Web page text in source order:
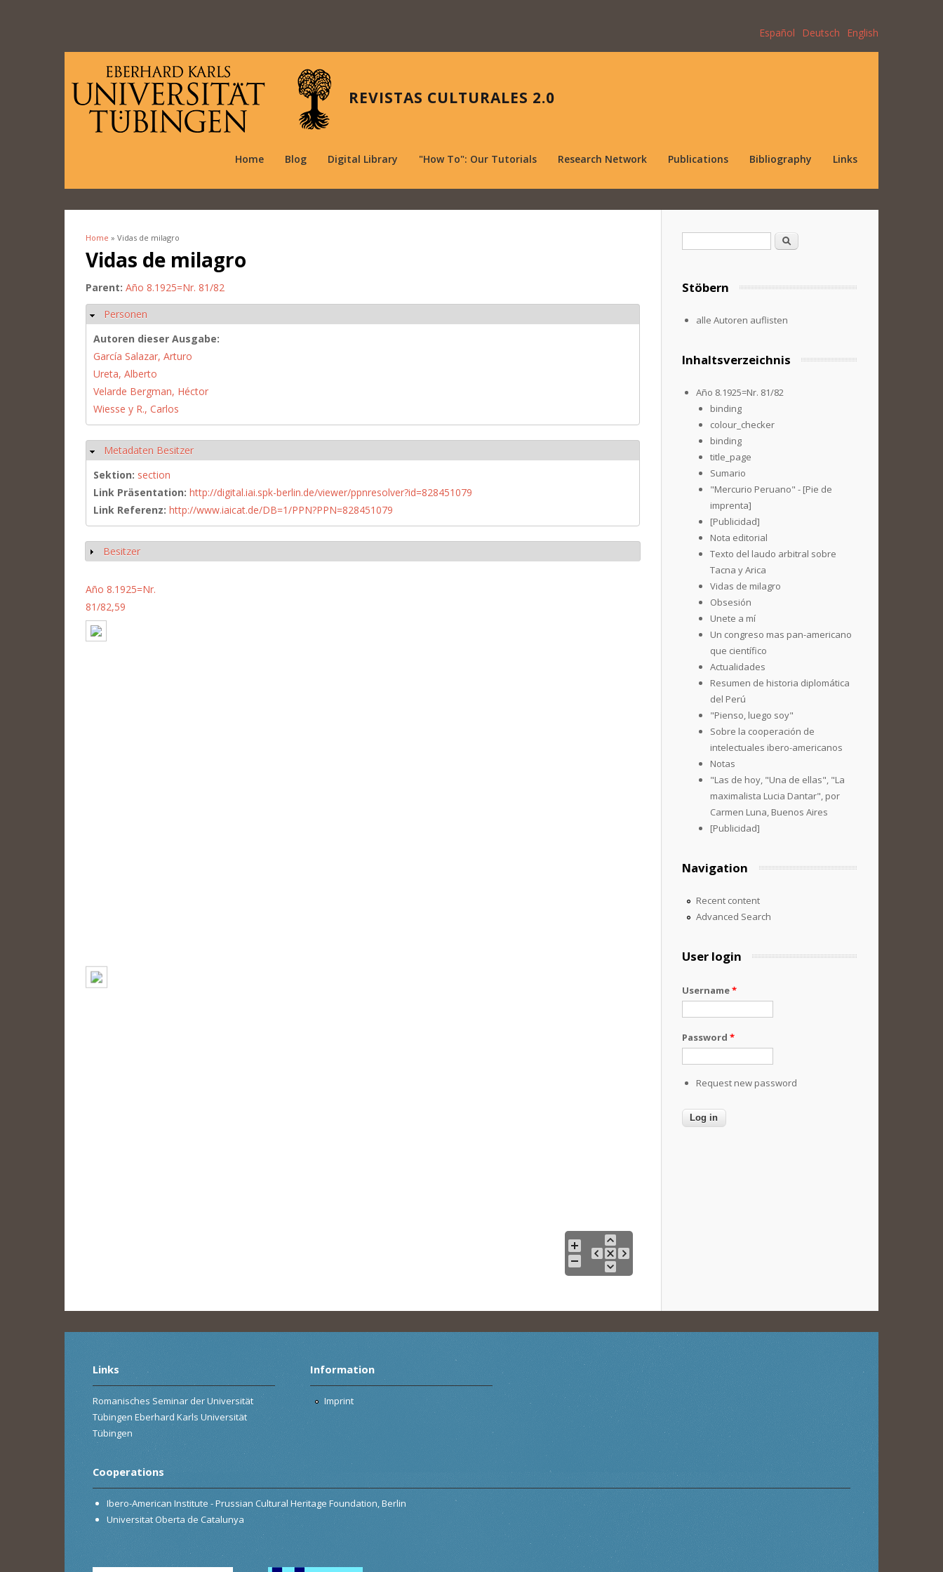
Español Deutsch English
REVISTAS CULTURALES 2.0
Home Blog Digital Library "How To": Our Tutorials Research Network Publications Bibliography Links
You are here
Home » Vidas de milagro
Vidas de milagro
Parent: Año 8.1925=Nr. 81/82
Hide
Personen
Autoren dieser Ausgabe:
García Salazar, Arturo
Ureta, Alberto
Velarde Bergman, Héctor
Wiesse y R., Carlos
Hide
Metadaten Besitzer
Sektion: section
Link Präsentation: http://digital.iai.spk-berlin.de/viewer/ppnresolver?id=828451079
Link Referenz: http://www.iaicat.de/DB=1/PPN?PPN=828451079
Show
Besitzer
Año 8.1925=Nr.
81/82,59
Search
Stöbern
alle Autoren auflisten
Inhaltsverzeichnis
Año 8.1925=Nr. 81/82
binding
colour_checker
binding
title_page
Sumario
"Mercurio Peruano" - [Pie de
imprenta]
[Publicidad]
Nota editorial
Texto del laudo arbitral sobre
Tacna y Arica
Vidas de milagro
Obsesión
Unete a mí
Un congreso mas pan-americano
que científico
Actualidades
Resumen de historia diplomática
del Perú
"Pienso, luego soy"
Sobre la cooperación de
intelectuales ibero-americanos
Notas
"Las de hoy, "Una de ellas", "La
maximalista Lucia Dantar", por
Carmen Luna, Buenos Aires
[Publicidad]
Navigation
Recent content
Advanced Search
User login
Username*
Password *
Request new password
Links
Romanisches Seminar der Universität
Tübingen Eberhard Karls Universität
Tübingen
Information
Imprint
Cooperations
Ibero-American Institute - Prussian Cultural Heritage Foundation, Berlin
Universitat Oberta de Catalunya